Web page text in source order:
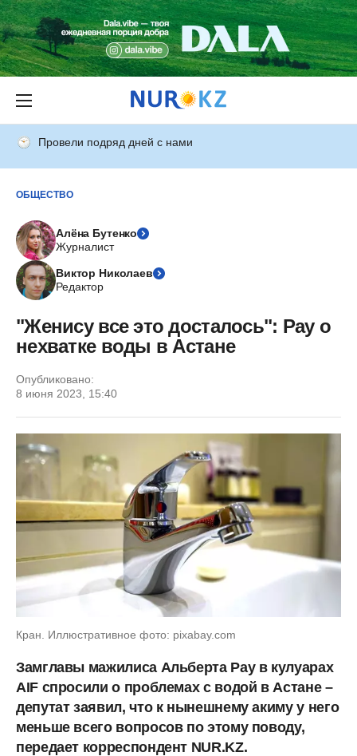
Провели подряд дней с нами
ОБЩЕСТВО
Алёна Бутенко
Журналист
Виктор Николаев
Редактор
"Женису все это досталось": Рау о
нехватке воды в Астане
Опубликовано:
8 июня 2023, 15:40
Кран. Иллюстративное фото: pixabay.com
Замглавы мажилиса Альберта Рау в кулуарах
AIF спросили о проблемах с водой в Астане –
депутат заявил, что к нынешнему акиму у него
меньше всего вопросов по этому поводу,
передает корреспондент NUR.KZ.